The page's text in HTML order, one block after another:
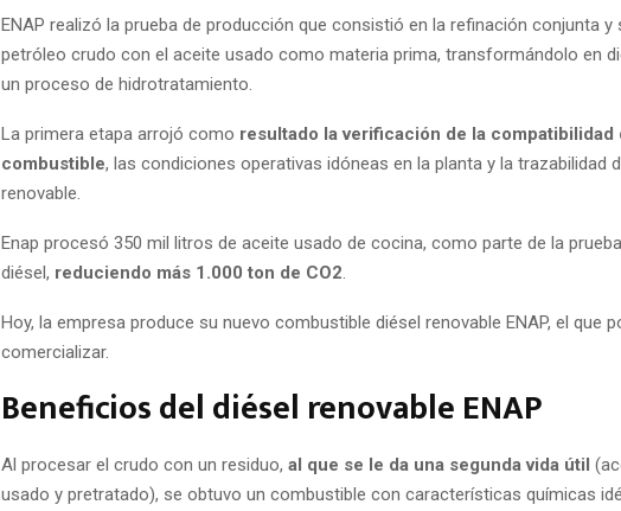
ENAP realizó la prueba de producción que consistió en la refinación conjunta y
petróleo crudo con el aceite usado como materia prima, transformándolo en
un proceso de hidrotratamiento.
La primera etapa arrojó como resultado la verificación de la compatibilidad
combustible, las condiciones operativas idóneas en la planta y la trazabilidad
renovable.
Enap procesó 350 mil litros de aceite usado de cocina, como parte de la
diésel, reduciendo más 1.000 ton de CO2
Hoy, la empresa produce su nuevo combustible diésel renovable ENAP, el que
comercializar.
Beneficios del diésel renovable ENAP
Al procesar el crudo con un residuo, al que se le da una segunda vida útil
usado y pretratado), se obtuvo un combustible con características químicas